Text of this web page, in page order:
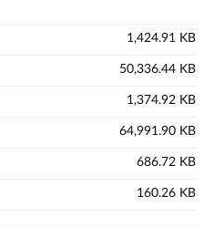
1,424.91 KB
50,336.44 KB
1,374.92 KB
64,991.90 KB
686.72 KB
160.26 KB